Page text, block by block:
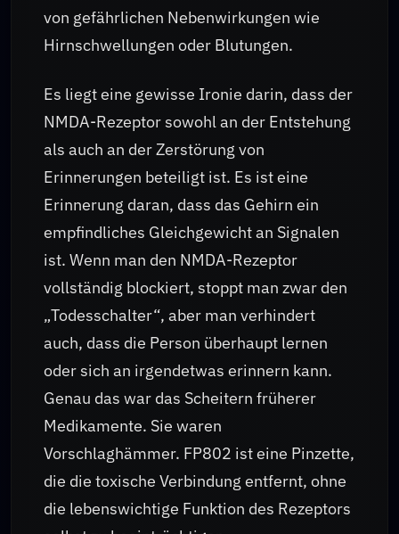
von gefährlichen Nebenwirkungen wie
Hirnschwellungen oder Blutungen.
Es liegt eine gewisse Ironie darin, dass der
NMDA-Rezeptor sowohl an der Entstehung
als auch an der Zerstörung von
Erinnerungen beteiligt ist. Es ist eine
Erinnerung daran, dass das Gehirn ein
empfindliches Gleichgewicht an Signalen
ist. Wenn man den NMDA-Rezeptor
vollständig blockiert, stoppt man zwar den
„Todesschalter“, aber man verhindert
auch, dass die Person überhaupt lernen
oder sich an irgendetwas erinnern kann.
Genau das war das Scheitern früherer
Medikamente. Sie waren
Vorschlaghämmer. FP802 ist eine Pinzette,
die die toxische Verbindung entfernt, ohne
die lebenswichtige Funktion des Rezeptors